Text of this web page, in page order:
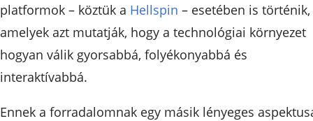
platformok – köztük a Hellspin – esetében is történik,
amelyek azt mutatják, hogy a technológiai környezet
hogyan válik gyorsabbá, folyékonyabbá és
interaktívabbá.
Ennek a forradalomnak egy másik lényeges